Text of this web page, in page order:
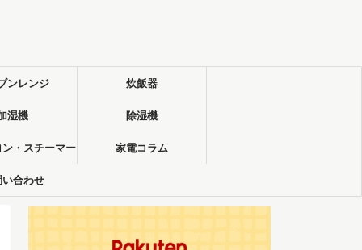
ンレンジ 炊飯器
湿機 除湿機
・スチーマー 家電コラム
い合わせ